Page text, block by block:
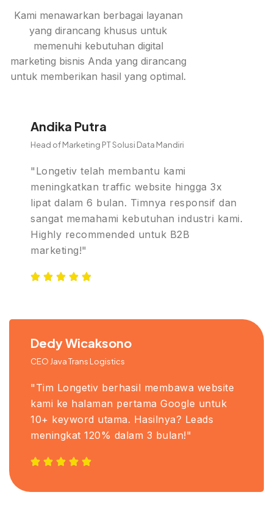
Kami menawarkan berbagai layanan
yang dirancang khusus untuk
memenuhi kebutuhan digital
marketing bisnis Anda yang dirancang
untuk memberikan hasil yang optimal.
Andika Putra
Head of Marketing PT Solusi Data Mandiri
"Longetiv telah membantu kami
meningkatkan traffic website hingga 3x
lipat dalam 6 bulan. Timnya responsif dan
sangat memahami kebutuhan industri kami.
Highly recommended untuk B2B
marketing!"
Dedy Wicaksono
CEO Java Trans Logistics
"Tim Longetiv berhasil membawa website
kami ke halaman pertama Google untuk
10+ keyword utama. Hasilnya? Leads
meningkat 120% dalam 3 bulan!"